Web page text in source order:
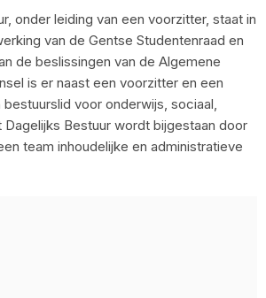
onder leiding van een voorzitter, staat in
van de Gentse Studentenraad en
de beslissingen van de Algemene
is er naast een voorzitter en een
voor onderwijs, sociaal,
Dagelijks Bestuur wordt bijgestaan door
team inhoudelijke en administratieve